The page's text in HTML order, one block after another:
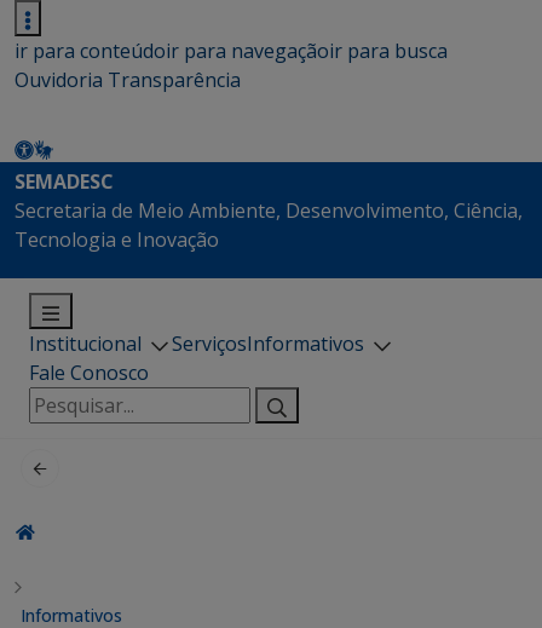
ir para conteúdoir para navegaçãoir para busca
Ouvidoria Transparência
SEMADESC
Secretaria de Meio Ambiente, Desenvolvimento, Ciência,
Tecnologia e Inovação
Institucional ServiçosInformativos
Fale Conosco
Pesquisar
por:
Informativos